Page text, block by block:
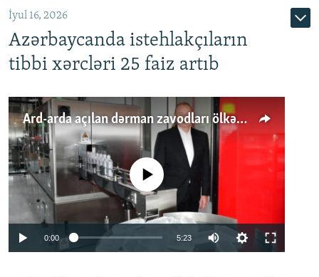
İyul 16, 2026
Azərbaycanda istehlakçıların
tibbi xərcləri 25 faiz artıb
Ard-arda açılan dərman zavodları ölkənin tələbatını ödəyirmi?
No media source currently available
0:00 5:23